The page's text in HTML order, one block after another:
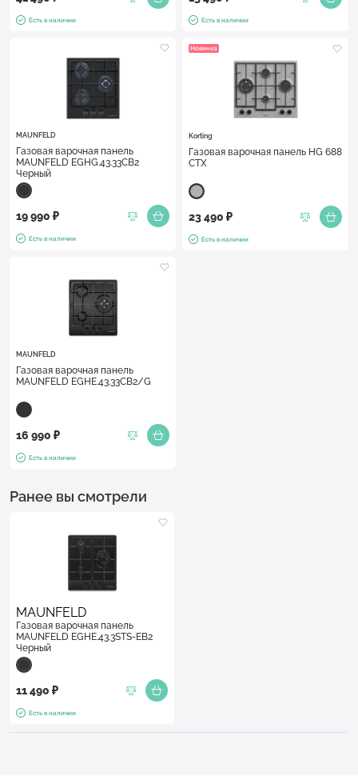
Есть в наличии Есть в наличии
MAUNFELD
Газовая варочная панель
MAUNFELD EGHG.43.33CB2
Черный
19 990 ₽
Есть в наличии
Новинка
Korting
Газовая варочная панель HG 688
CTX
23 490 ₽
Есть в наличии
MAUNFELD
Газовая варочная панель
MAUNFELD EGHE.43.33CB2/G
16 990 ₽
Есть в наличии
Ранее вы смотрели
MAUNFELD
Газовая варочная панель
MAUNFELD EGHE.43.3STS-EB2
Черный
11 490 ₽
Есть в наличии